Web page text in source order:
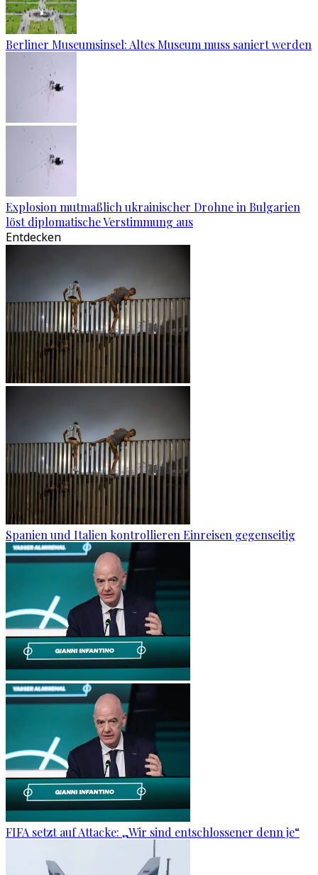
Berliner Museumsinsel: Altes Museum muss saniert werden
Explosion mutmaßlich ukrainischer Drohne in Bulgarien
löst diplomatische Verstimmung aus
Entdecken
Spanien und Italien kontrollieren Einreisen gegenseitig
FIFA setzt auf Attacke: „Wir sind entschlossener denn je“